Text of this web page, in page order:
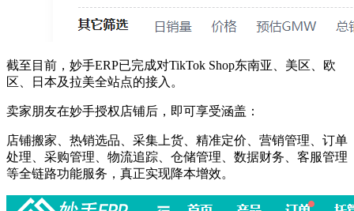
截至目前，妙手ERP已完成对TikTok Shop东南亚、美区、欧
区、日本及拉美全站点的接入。
卖家朋友在妙手授权店铺后，即可享受涵盖：
店铺搬家、热销选品、采集上货、精准定价、营销管理、订单
处理、采购管理、物流追踪、仓储管理、数据财务、客服管理
等全链路功能服务，真正实现降本增效。